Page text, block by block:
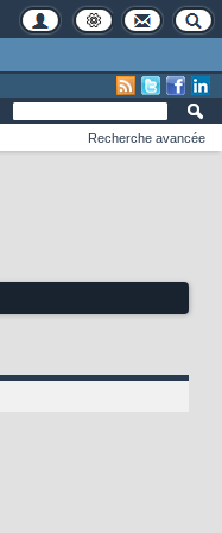
Recherche avancée